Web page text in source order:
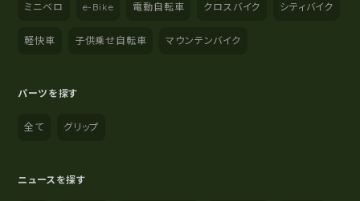
ミニベロ e-Bike 電動自転車 クロスバイク シティバイク
軽快車 子供乗せ自転車 マウンテンバイク
パーツを探す
全て グリップ
ニュースを探す